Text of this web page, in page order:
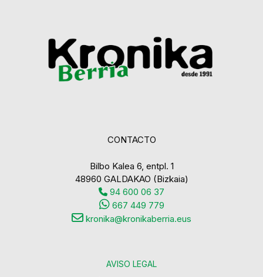
CONTACTO
Bilbo Kalea 6, entpl. 1
48960 GALDAKAO (Bizkaia)
94 600 06 37
667 449 779
kronika@kronikaberria.eus
AVISO LEGAL